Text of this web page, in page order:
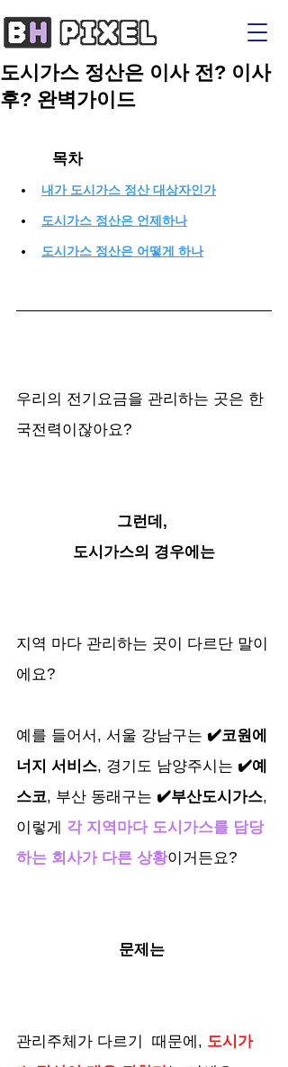
도시가스 정산은 이사 전? 이사
후? 완벽가이드
목차
내가 도시가스 정산 대상자인가
도시가스 정산은 언제하나
도시가스 정산은 어떻게 하나
우리의 전기요금을 관리하는 곳은 한
국전력이잖아요?
그런데,
도시가스의 경우에는
지역 마다 관리하는 곳이 다르단 말이
에요?
예를 들어서, 서울 강남구는 ✔️코원에
너지 서비스, 경기도 남양주시는 ✔️예
스코, 부산 동래구는 ✔️부산도시가스,
이렇게 각 지역마다 도시가스를 담당
하는 회사가 다른 상황이거든요?
문제는
관리주체가 다르기  때문에, 도시가